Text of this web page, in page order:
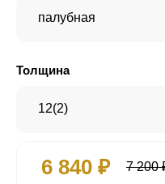
палубная
Толщина
12(2)
6 840 ₽ 7 200